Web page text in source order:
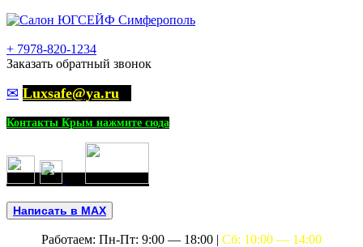
+ 7978-820-1234
Заказать обратный звонок
✉ Luxsafe@ya.ru
Контакты Крым нажмите сюда
Написать в MAX
Работаем: Пн-Пт: 9:00 — 18:00 | Сб: 10:00 — 14:00